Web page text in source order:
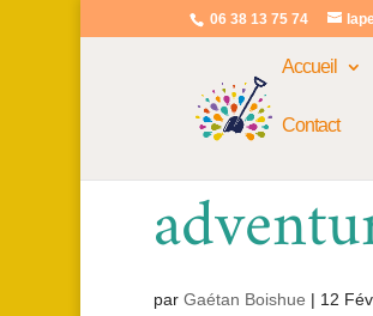
06 38 13 75 74
Accueil
Contact
par Gaétan Boishue | 12